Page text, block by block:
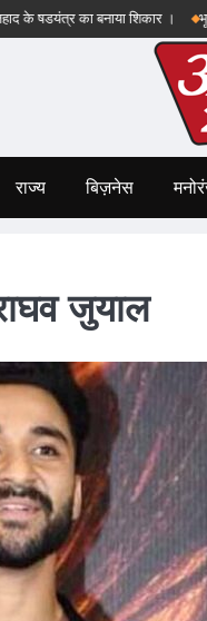
का बनाया शिकार । भूकंप के झटके
राज्य बिज़नेस
जुयाल